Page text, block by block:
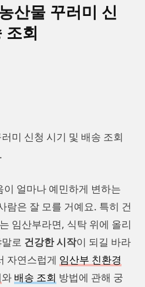
산물 꾸러미 신
조회
미 신청 시기 및 배송 조회
얼마나 예민하게 변하는
람은 잘 모를 거예요. 특히 건
임산부라면, 식탁 위에 올리
로 건강한 시작이 되길 바라
자연스럽게 임산부 친환경
와 배송 조회 방법에 관해 궁